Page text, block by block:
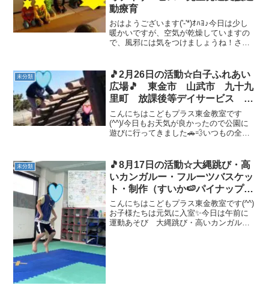
動療育
おはようございます('-'*)ｵﾊﾖ♪今日は少し
暖かいですが、空気が乾燥していますの
で、風邪には気をつけましょうね！さ
に見立てて縄に当たるとビリビリ～もう
１つは、ボール...
未分類
🎵2月26日の活動☆白子ふれあい
広場🎵 東金市 山武市 九十九
里町 放課後等デイサービス 児
童発達支援 運動療育 教室見学
こんにちはこどもプラス東金教室です
(^^)/今日もお天気が良かったので公園に
遊びに行ってきました🚗💨いつもの全力
本橋渡りが人気で、バランスを上手にと
って渡りきれて...
未分類
🎵8月17日の活動☆大縄跳び・高
いカンガルー・フルーツバスケッ
ト・制作（すいか🍉パイナップル
🍍）🎵 東金市 山武市 九十九
里町 放課後等デイサービス 児
童発達支援 運動療育 教室見学
こんにちはこどもプラス東金教室です(^^)
お子様たちは元気に入室✨今日は午前に
運動あそび 大縄跳び・高いカンガル